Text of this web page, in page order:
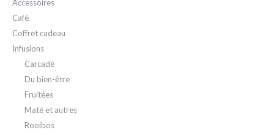
Accessoires
Café
Coffret cadeau
Infusions
Carcadé
Du bien-être
Fruitées
Maté et autres
Rooibos